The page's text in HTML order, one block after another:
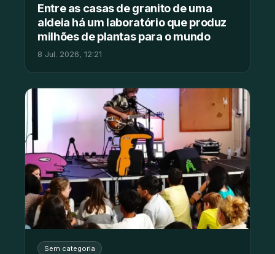
Entre as casas de granito de uma
aldeia há um laboratório que produz
milhões de plantas para o mundo
8 Jul. 2026, 12:21
Sem categoria